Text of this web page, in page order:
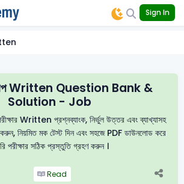
Sign In
Written Question Bank &
Solution - Job
Written প্রশ্নব্যাংক, নির্ভুল উত্তর এবং ব্যাখ্যাসহ
করুন, নিয়মিত মক টেস্ট দিন এবং সহজে PDF ডাউনলোড করে
পরীক্ষার সঠিক প্রস্তুতি গ্রহণ করুন ।
Read